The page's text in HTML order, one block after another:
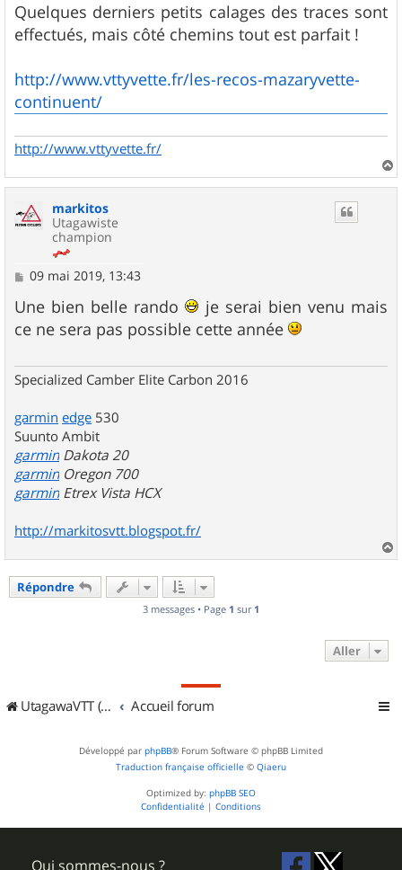
Quelques derniers petits calages des traces sont
effectués, mais côté chemins tout est parfait !
http://www.vttyvette.fr/les-recos-mazaryvette-
continuent/
http://www.vttyvette.fr/
a
markitos
Utagawiste
champion
M
s
s
a
09 mai 2019, 13:43
Une bien belle rando
je serai bien venu mais
ce ne sera pas possible cette année
Specialized Camber Elite Carbon 2016
garmin edge 530
Suunto Ambit
garmin Dakota 20
garmin Oregon 700
garmin Etrex Vista HCX
http://markitosvtt.blogspot.fr/
a
Répondre
3 messages • Page 1 sur 1
Aller
UtagawaVTT (Randos VTT et VTTAE avec traces GPS) Accueil forum
Développé par phpBB® Forum Software © phpBB Limited
Traduction française officielle © Qiaeru
Optimized by: phpBB SEO
Confidentialité | Conditions
Qui sommes-nous ?